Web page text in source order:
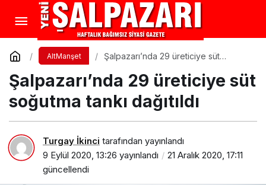
AltManşet
Şalpazarı’nda 29 üreticiye süt
Şalpazarı’nda 29 üreticiye süt
soğutma tankı dağıtıldı
Turgay İkinci tarafından yayınlandı
9 Eylül 2020, 13:26 yayınlandı
21 Aralık 2020, 17:11
güncellendi